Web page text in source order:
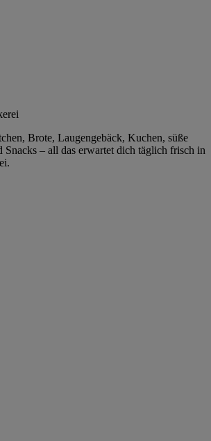
Brote, Laugengebäck, Kuchen, süße
Snacks – all das erwartet dich täglich frisch in